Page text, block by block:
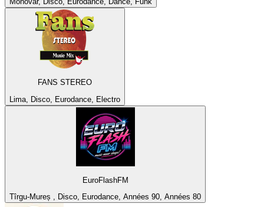
FANS STEREO
Lima, Disco, Eurodance, Electro
EuroFlashFM
Tîrgu-Mureș , Disco, Eurodance, Années 90, Années 80